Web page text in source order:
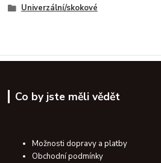
Univerzální/skokové
Co by jste měli vědět
Možnosti dopravy a platby
Obchodní podmínky